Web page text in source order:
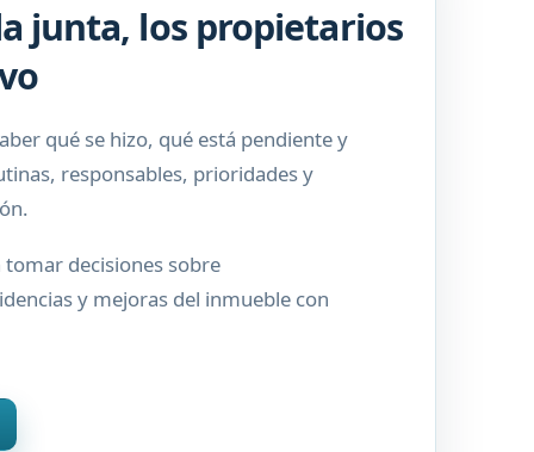
junta, los propietarios
qué se hizo, qué está pendiente y
responsables, prioridades y
decisiones sobre
y mejoras del inmueble con